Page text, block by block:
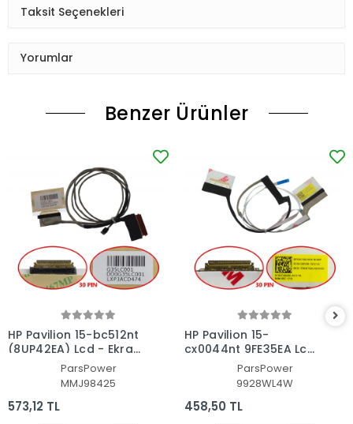
Taksit Seçenekleri
Yorumlar
Benzer Ürünler
HP Pavilion 15-bc512nt
(8UP42EA) Lcd - Ekran
Data Flex Kablosu
ParsPower
MMJ98425
573,12 TL
HP Pavilion 15-
cx0044nt 9FE35EA Lcd
- Ekran Data Flex
ParsPower
9928WL4W
458,50 TL